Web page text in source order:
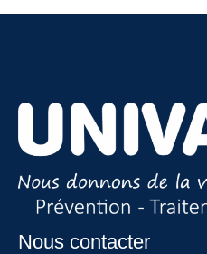
Nous contacter